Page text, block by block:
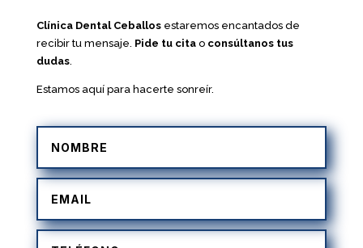
Clínica Dental Ceballosestaremos encantados de
recibir tu mensaje. Pide tu citao consúltanos tus
dudas.
Estamos aquí para hacerte sonreír.